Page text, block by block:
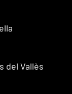
del Vallès